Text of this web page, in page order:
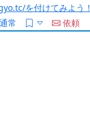
を付けてみよう！
通常
依頼